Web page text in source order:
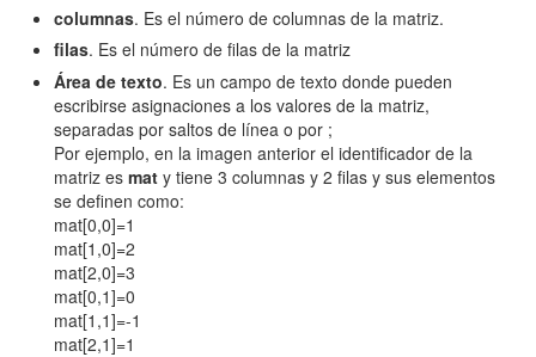
columnas. Es el número de columnas de la matriz.
filas. Es el número de filas de la matriz
Área de texto. Es un campo de texto donde pueden
escribirse asignaciones a los valores de la matriz,
separadas por saltos de línea o por ;
Por ejemplo, en la imagen anterior el identificador de la
matriz es mat y tiene 3 columnas y 2 filas y sus elementos
se definen como:
mat[0,0]=1
mat[1,0]=2
mat[2,0]=3
mat[0,1]=0
mat[1,1]=-1
mat[2,1]=1